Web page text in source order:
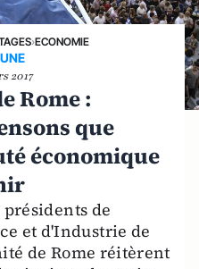
›ECONOMIE
2017
Rome :
que
économique
de
et d'Industrie de
de Rome réitèrent